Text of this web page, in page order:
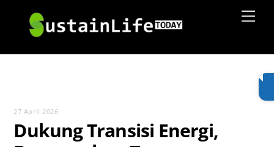
content
27 April 2026
Dukung Transisi Energi,